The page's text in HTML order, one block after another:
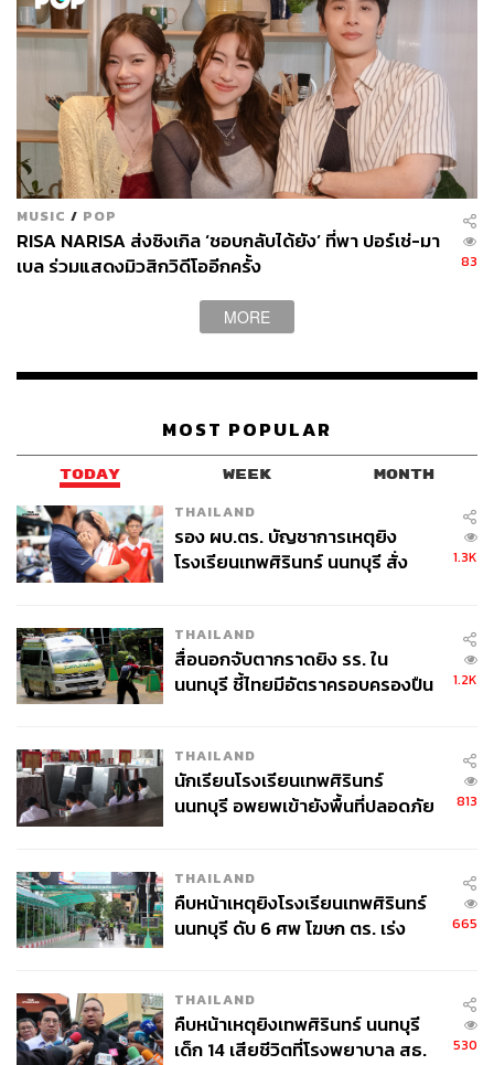
MUSIC / POP
RISA NARISA ส่งซิงเกิล ‘ชอบกลับได้ยัง’ ที่พา ปอร์เช่-มา
เบล ร่วมแสดงมิวสิกวิดีโออีกครั้ง
83
MORE
MOST POPULAR
TODAY WEEK MONTH
THAILAND
รอง ผบ.ตร. บัญชาการเหตุยิง
โรงเรียนเทพศิรินทร์ นนทบุรี สั่ง
1.3K
THAILAND
สื่อนอกจับตากราดยิง รร. ใน
นนทบุรี ชี้ไทยมีอัตราครอบครองปืน
1.2K
THAILAND
นักเรียนโรงเรียนเทพศิรินทร์
นนทบุรี อพยพเข้ายังพื้นที่ปลอดภัย
813
THAILAND
คืบหน้าเหตุยิงโรงเรียนเทพศิรินทร์
นนทบุรี ดับ 6 ศพ โฆษก ตร. เร่ง
665
THAILAND
คืบหน้าเหตุยิงเทพศิรินทร์ นนทบุรี
เด็ก 14 เสียชีวิตที่โรงพยาบาล สธ.
530